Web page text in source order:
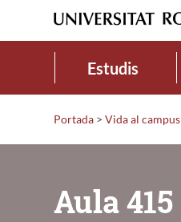
Estudis
Portada > Vida al campus
Aula 415